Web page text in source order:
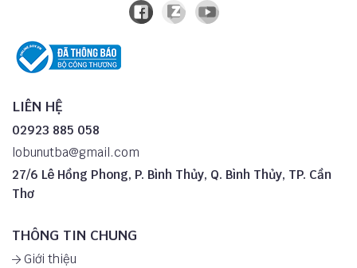
LIÊN HỆ
02923 885 058
lobunutba@gmail.com
27/6 Lê Hồng Phong, P. Bình Thủy, Q. Bình Thủy, TP. Cần
Thơ
THÔNG TIN CHUNG
Giới thiệu